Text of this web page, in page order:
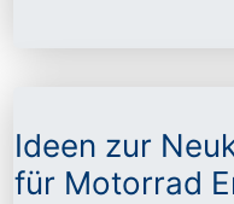
Ideen zur
für Motorrad